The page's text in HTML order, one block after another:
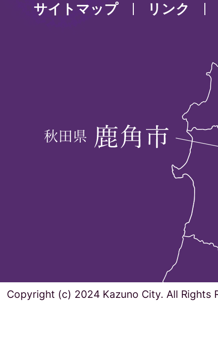
サイトマップ リンク
Copyright (c) 2024 Kazuno City. All Rights